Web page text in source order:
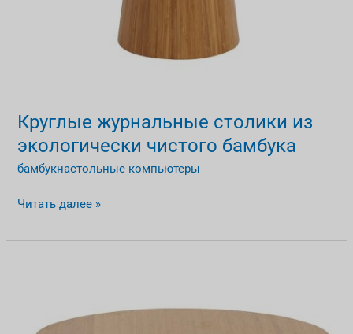
Круглые журнальные столики из
экологически чистого бамбука
бамбукнастольные компьютеры
Читать далее »